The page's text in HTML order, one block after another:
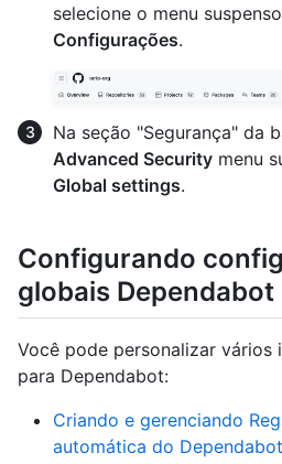
selecione o menu suspenso
Configurações.
Na seção "Segurança" da
Advanced Security menu
Global settings.
Configurando
globais Dependabot
Você pode personalizar vários
para Dependabot:
Criando e gerenciando
automática do Dependabot